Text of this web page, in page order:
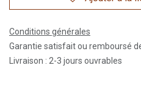
Conditions générales
Garantie satisfait ou remboursé
Livraison : 2-3 jours ouvrables